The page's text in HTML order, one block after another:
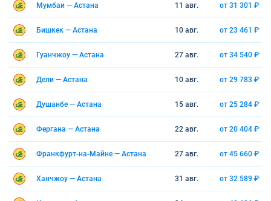
Мумбаи — Астана 11 авг. от 31 301 ₽
Бишкек — Астана 10 авг. от 23 461 ₽
Гуанчжоу — Астана 27 авг. от 34 540 ₽
Дели — Астана 10 авг. от 29 783 ₽
Душанбе — Астана 15 авг. от 25 284 ₽
Фергана — Астана 22 авг. от 20 404 ₽
Франкфурт-на-Майне — Астана 27 авг. от 45 660 ₽
Ханчжоу — Астана 31 авг. от 32 589 ₽